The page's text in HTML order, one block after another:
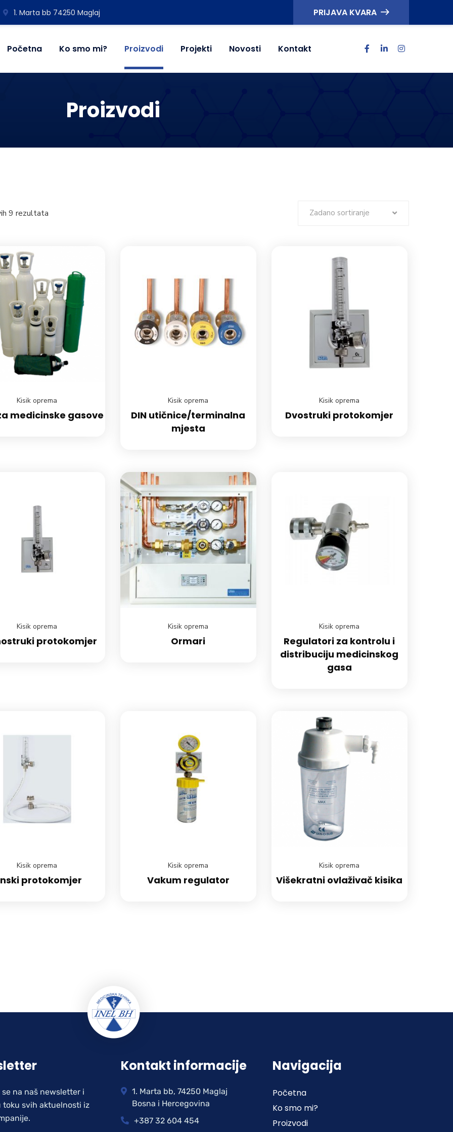
1. Marta bb 74250 Maglaj PRIJAVA KVARA
Početna Ko smo mi? Proizvodi Projekti Novosti Kontakt
Proizvodi
9 rezultata Zadano sortiranje
Kisik oprema
medicinske gasove
Kisik oprema
DIN utičnice/terminalna
mjesta
Kisik oprema
Dvostruki protokomjer
Kisik oprema
protokomjer
Kisik oprema
Ormari
Kisik oprema
Regulatori za kontrolu i
distribuciju medicinskog
gasa
Kisik oprema
protokomjer
Kisik oprema
Vakum regulator
Kisik oprema
Višekratni ovlaživač kisika
na naš newsletter i
toku svih aktuelnosti iz
Kontakt informacije
1. Marta bb, 74250 Maglaj
Bosna i Hercegovina
+387 32 604 454
Navigacija
Početna
Ko smo mi?
Proizvodi